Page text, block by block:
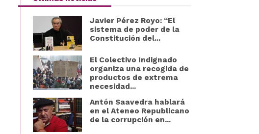
Javier Pérez Royo: “El
sistema de poder de la
Constitución del...
El Colectivo Indignado
organiza una recogida de
productos de extrema
necesidad...
Antón Saavedra hablará
en el Ateneo Republicano
de la corrupción en...